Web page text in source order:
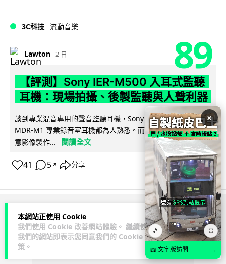
本網站正使用 Cookie
我們使用 Cookie 改善網站體驗。 繼續使用
我們的網站即表示您同意我們的 Cookie 政
策 。
3C科技 流動音樂
Lawton 2 日 89
【評測】Sony IER-M500 入耳式監聽
耳機：現場拍攝、後製監聽與人聲利器
談到專業混音專用的聲音監聽耳機，Sony 經典 MDR-7506 到
MDR-M1 專業錄音室耳機都為人熟悉。而現在舞台製作者與創
意影像製作...
閱讀全文
41 5 ↗ 分享
ADVERTISEMENT
×
🎵 ⛶
📖 文字版訪問 →